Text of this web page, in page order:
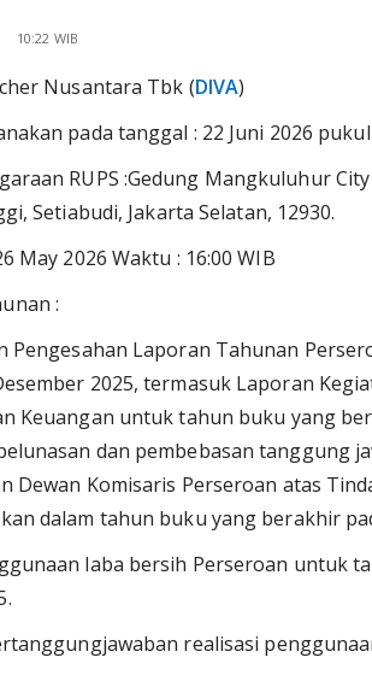
10:22 WIB
Nusantara Tbk (DIVA)
pada tanggal : 22 Juni 2026
RUPS :Gedung Mangkuluhur
Setiabudi, Jakarta Selatan, 12930.
May 2026 Waktu : 16:00 WIB
:
Pengesahan Laporan Tahunan
2025, termasuk Laporan
Keuangan untuk tahun buku yang
dan pembebasan tanggung
Dewan Komisaris Perseroan atas
dalam tahun buku yang berakhir
laba bersih Perseroan untuk
realisasi